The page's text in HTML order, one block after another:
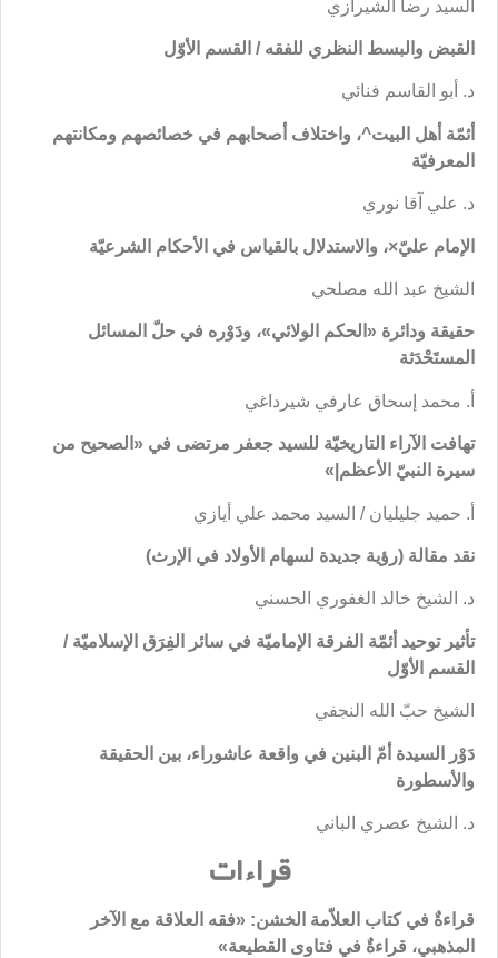
السيد رضا الشيرازي
القبض والبسط النظري للفقه / القسم الأوّل
د. أبو القاسم فنائي
أئمّة أهل البيت^، واختلاف أصحابهم في خصائصهم ومكانتهم
المعرفيّة
د. علي آقا نوري
الإمام عليّ×، والاستدلال بالقياس في الأحكام الشرعيّة
الشيخ عبد الله مصلحي
حقيقة ودائرة «الحكم الولائي»، ودَوْره في حلّ المسائل
المستَحْدَثة
أ. محمد إسحاق عارفي شيرداغي
تهافت الآراء التاريخيّة للسيد جعفر مرتضى في «الصحيح من
سيرة النبيّ الأعظم|»
أ. حميد جليليان / السيد محمد علي أيازي
نقد مقالة (رؤية جديدة لسهام الأولاد في الإرث)
د. الشيخ خالد الغفوري الحسني
تأثير توحيد أئمّة الفرقة الإماميّة في سائر الفِرَق الإسلاميّة /
القسم الأوّل
الشيخ حبّ الله النجفي
دَوْر السيدة أمّ البنين في واقعة عاشوراء، بين الحقيقة
والأسطورة
د. الشيخ عصري الباني
قراءات
قراءةٌ في كتاب العلاّمة الخشن: «فقه العلاقة مع الآخر
المذهبي، قراءةٌ في فتاوى القطيعة»